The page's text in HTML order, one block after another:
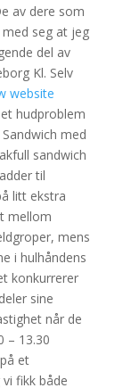
av dere som
seg at jeg
del av
Kl. Selv
website
hudproblem
med
sandwich
til
litt ekstra
mellom
mens
i hulhåndens
konkurrerer
sine
når de
– 13.30
et
fikk både